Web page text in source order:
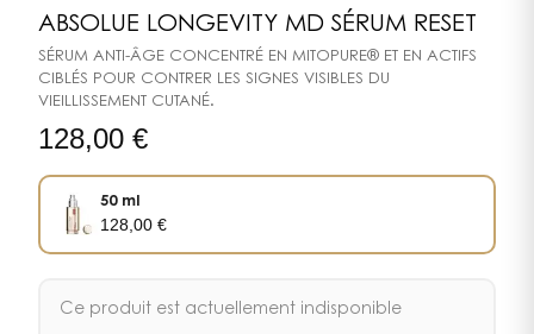
ABSOLUE LONGEVITY MD SÉRUM RESET
SÉRUM ANTI-ÂGE CONCENTRÉ EN MITOPURE® ET EN ACTIFS
CIBLÉS POUR CONTRER LES SIGNES VISIBLES DU
VIEILLISSEMENT CUTANÉ.
128,00 €
50 ml
128,00€
Ce produit est actuellement indisponible